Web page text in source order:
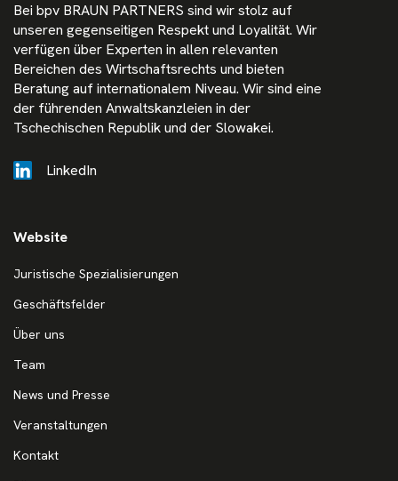
Bei bpv BRAUN PARTNERS sind wir stolz auf
unseren gegenseitigen Respekt und Loyalität. Wir
verfügen über Experten in allen relevanten
Bereichen des Wirtschaftsrechts und bieten
Beratung auf internationalem Niveau. Wir sind eine
der führenden Anwaltskanzleien in der
Tschechischen Republik und der Slowakei.
LinkedIn
Website
Juristische Spezialisierungen
Geschäftsfelder
Über uns
Team
News und Presse
Veranstaltungen
Kontakt